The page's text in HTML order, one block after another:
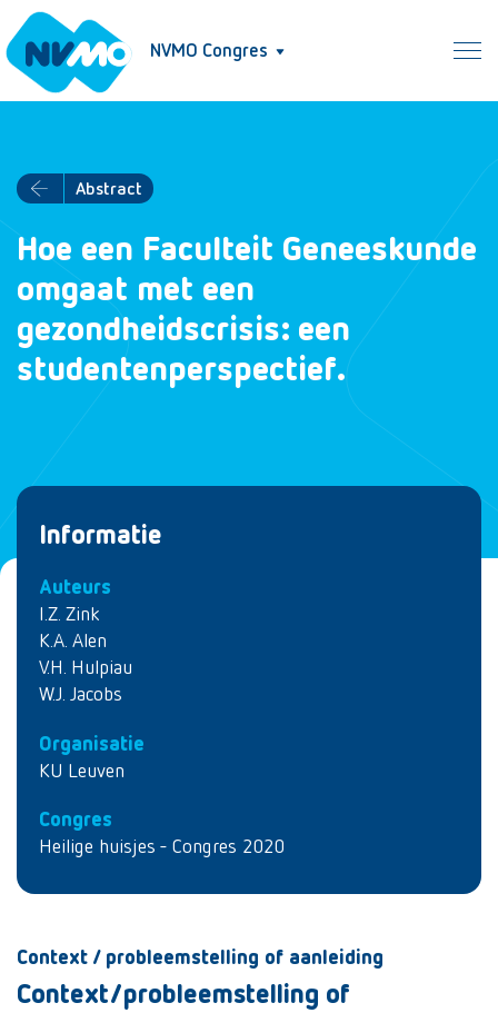
NVMO Congres
Abstract
Hoe een Faculteit Geneeskunde
omgaat met een
gezondheidscrisis: een
studentenperspectief.
Informatie
Auteurs
I.Z. Zink
K.A. Alen
V.H. Hulpiau
W.J. Jacobs
Organisatie
KU Leuven
Congres
Heilige huisjes - Congres 2020
Context / probleemstelling of aanleiding
Context/probleemstelling of